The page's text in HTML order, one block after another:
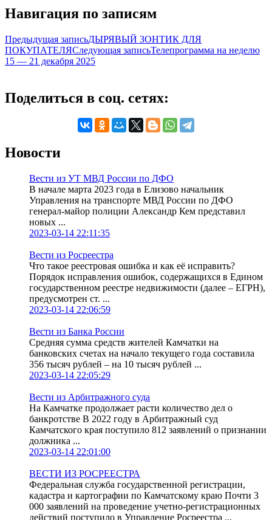
Навигация по записям
Предыдущая записьДЫРЯВЫЙ ЗОНТИК ДЛЯ
ПОКУПАТЕЛЯСледующая записьТелепрограмма на неделю
15 — 21 декабря 2025
Поделиться в соц. сетях:
Новости
Вести из УТ МВД России по ДФО
В начале марта 2023 года в Елизово начальник
Управления на транспорте МВД России по ДФО
генерал-майор полиции Александр Кем представил
новых ...
2023-03-14 22:11:35
Вести из Росреестра
Что такое реестровая ошибка и как её исправить?
Порядок исправления ошибок, содержащихся в Едином
государственном реестре недвижимости (далее – ЕГРН),
предусмотрен ст. ...
2023-03-14 22:06:59
Вести из Банка России
Средняя сумма средств жителей Камчатки на
банковских счетах на начало текущего года составила
356 тысяч рублей – на 10 тысяч рублей ...
2023-03-14 22:05:29
Вести из Арбитражного суда
На Камчатке продолжает расти количество дел о
банкротстве В 2022 году в Арбитражный суд
Камчатского края поступило 812 заявлений о признании
должника ...
2023-03-14 22:01:00
ВЕСТИ ИЗ РОСРЕЕСТРА
Федеральная служба государственной регистрации,
кадастра и картографии по Камчатскому краю Почти 3
000 заявлений на проведение учетно-регистрационных
действий поступило в Управление Росреестра ...